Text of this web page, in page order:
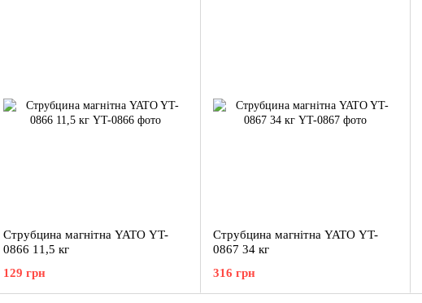
Струбцина магнітна YATO YT-
0866 11,5 кг
129 грн
Струбцина магнітна YATO YT-
0867 34 кг
316 грн